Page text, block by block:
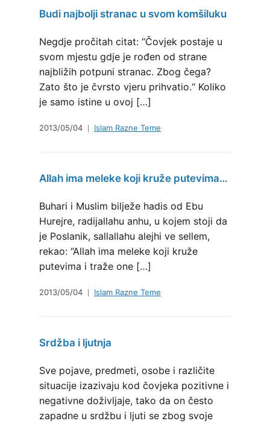
Budi najbolji stranac u svom komšiluku
Negdje pročitah citat: “Čovjek postaje u
svom mjestu gdje je rođen od strane
najbližih potpuni stranac. Zbog čega?
Zato što je čvrsto vjeru prihvatio.“ Koliko
je samo istine u ovoj […]
2013/05/04 Islam Razne Teme
Allah ima meleke koji kruže putevima…
Buhari i Muslim bilježe hadis od Ebu
Hurejre, radijallahu anhu, u kojem stoji da
je Poslanik, sallallahu alejhi ve sellem,
rekao: “Allah ima meleke koji kruže
putevima i traže one […]
2013/05/04 Islam Razne Teme
Srdžba i ljutnja
Sve pojave, predmeti, osobe i različite
situacije izazivaju kod čovjeka pozitivne i
negativne doživljaje, tako da on često
zapadne u srdžbu i ljuti se zbog svoje